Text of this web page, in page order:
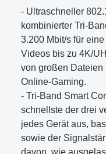
- Ultraschneller
kombinierter Tri-
3.200 Mbit/s für
Videos bis zu 4K/
von großen Dateien
Online-Gaming.
- Tri-Band Smart
schnellste der drei
jedes Gerät aus,
sowie der